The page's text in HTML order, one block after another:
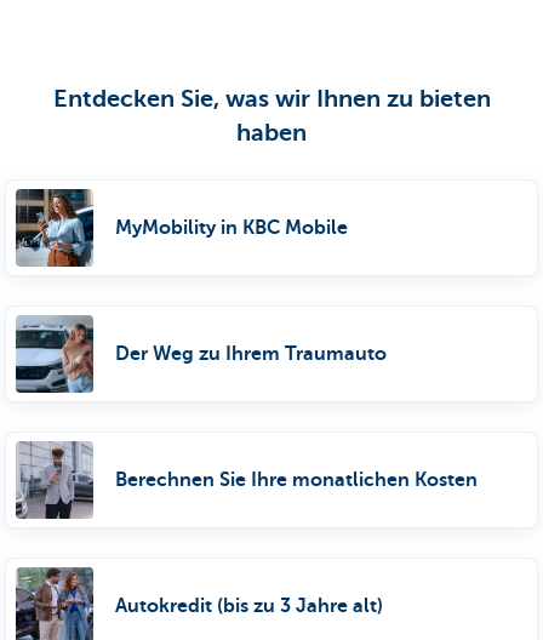
Entdecken Sie, was wir Ihnen zu bieten
haben
MyMobility in KBC Mobile
Der Weg zu Ihrem Traumauto
Berechnen Sie Ihre monatlichen Kosten
Autokredit (bis zu 3 Jahre alt)